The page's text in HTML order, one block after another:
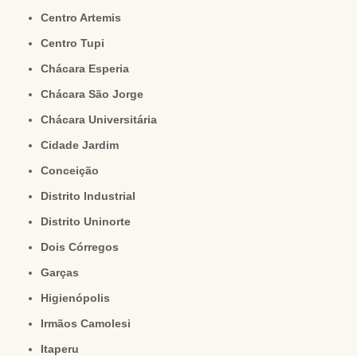
Centro Artemis
Centro Tupi
Chácara Esperia
Chácara São Jorge
Chácara Universitária
Cidade Jardim
Conceição
Distrito Industrial
Distrito Uninorte
Dois Córregos
Garças
Higienópolis
Irmãos Camolesi
Itaperu